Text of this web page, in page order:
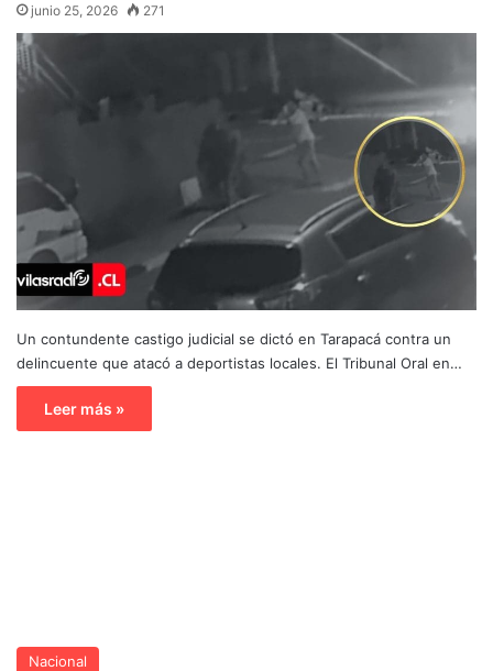
junio 25, 2026 271
Un contundente castigo judicial se dictó en Tarapacá contra un
delincuente que atacó a deportistas locales. El Tribunal Oral en…
Leer más »
Nacional